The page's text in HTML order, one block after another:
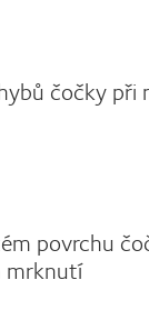
čočky
povrchu